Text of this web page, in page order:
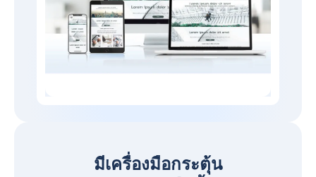
มีเครื่องมือกระตุ้น